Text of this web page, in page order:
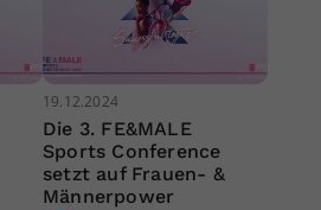
19.12.2024
Die 3. FE&MALE
Sports Conference
setzt auf Frauen- &
Männerpower